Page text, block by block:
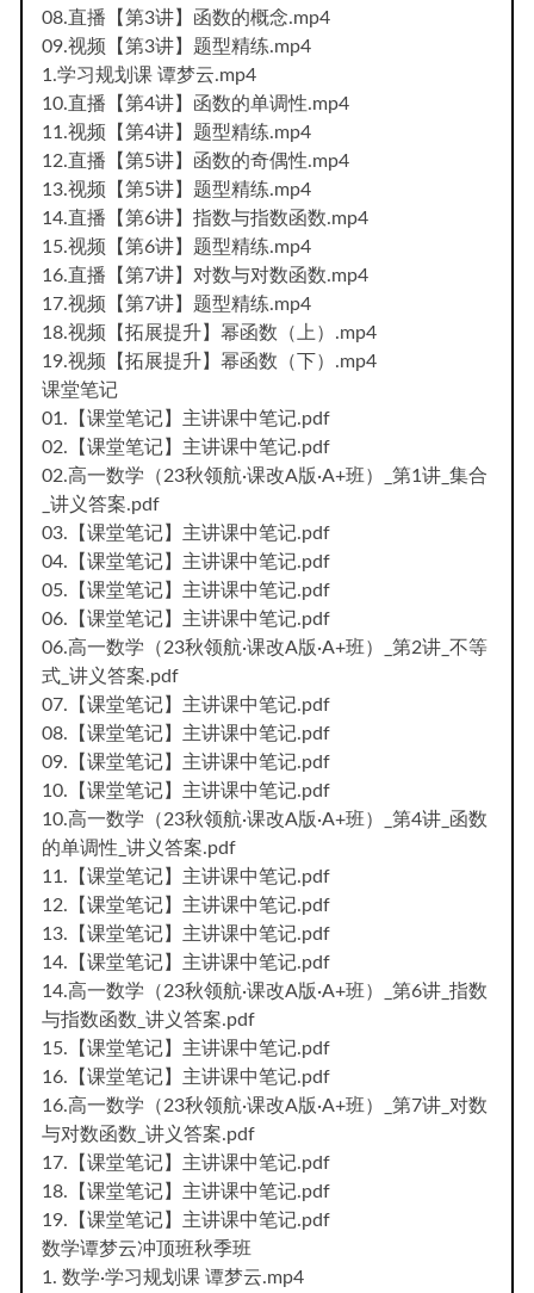
08.直播【第3讲】函数的概念.mp4
09.视频【第3讲】题型精练.mp4
1.学习规划课 谭梦云.mp4
10.直播【第4讲】函数的单调性.mp4
11.视频【第4讲】题型精练.mp4
12.直播【第5讲】函数的奇偶性.mp4
13.视频【第5讲】题型精练.mp4
14.直播【第6讲】指数与指数函数.mp4
15.视频【第6讲】题型精练.mp4
16.直播【第7讲】对数与对数函数.mp4
17.视频【第7讲】题型精练.mp4
18.视频【拓展提升】幂函数（上）.mp4
19.视频【拓展提升】幂函数（下）.mp4
课堂笔记
01.【课堂笔记】主讲课中笔记.pdf
02.【课堂笔记】主讲课中笔记.pdf
02.高一数学（23秋领航·课改A版·A+班）_第1讲_集合
_讲义答案.pdf
03.【课堂笔记】主讲课中笔记.pdf
04.【课堂笔记】主讲课中笔记.pdf
05.【课堂笔记】主讲课中笔记.pdf
06.【课堂笔记】主讲课中笔记.pdf
06.高一数学（23秋领航·课改A版·A+班）_第2讲_不等
式_讲义答案.pdf
07.【课堂笔记】主讲课中笔记.pdf
08.【课堂笔记】主讲课中笔记.pdf
09.【课堂笔记】主讲课中笔记.pdf
10.【课堂笔记】主讲课中笔记.pdf
10.高一数学（23秋领航·课改A版·A+班）_第4讲_函数
的单调性_讲义答案.pdf
11.【课堂笔记】主讲课中笔记.pdf
12.【课堂笔记】主讲课中笔记.pdf
13.【课堂笔记】主讲课中笔记.pdf
14.【课堂笔记】主讲课中笔记.pdf
14.高一数学（23秋领航·课改A版·A+班）_第6讲_指数
与指数函数_讲义答案.pdf
15.【课堂笔记】主讲课中笔记.pdf
16.【课堂笔记】主讲课中笔记.pdf
16.高一数学（23秋领航·课改A版·A+班）_第7讲_对数
与对数函数_讲义答案.pdf
17.【课堂笔记】主讲课中笔记.pdf
18.【课堂笔记】主讲课中笔记.pdf
19.【课堂笔记】主讲课中笔记.pdf
数学谭梦云冲顶班秋季班
1. 数学·学习规划课 谭梦云.mp4